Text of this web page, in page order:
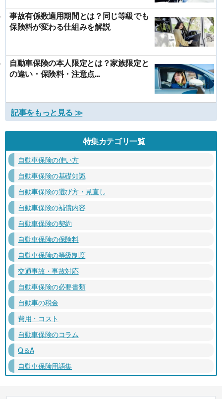
事故有係数適用期間とは？同じ等級でも
保険料が変わる仕組みを解説
自動車保険の本人限定とは？家族限定と
の違い・保険料・注意点...
記事をもっと見る ≫
特集カテゴリ一覧
自動車保険の使い方
自動車保険の基礎知識
自動車保険の選び方・見直し
自動車保険の補償内容
自動車保険の契約
自動車保険の保険料
自動車保険の等級制度
交通事故・事故対応
自動車保険の必要書類
自動車の税金
費用・コスト
自動車保険のコラム
Q＆A
自動車保険用語集